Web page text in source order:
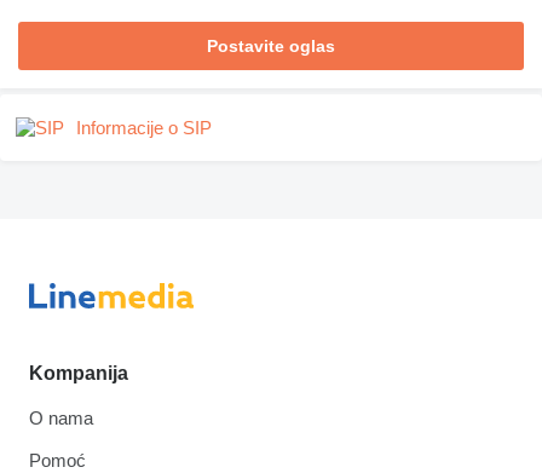
Postavite oglas
Informacije o SIP
Kompanija
O nama
Pomoć